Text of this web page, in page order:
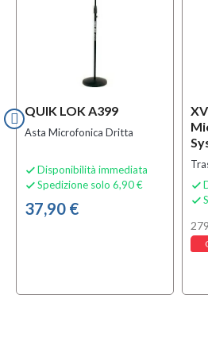
QUIK LOK A399
Asta Microfonica Dritta
 Disponibilità immediata
 Spedizione solo 6,90 €
37,90 €

